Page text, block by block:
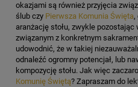
okazjami są również przyjęcia
ślub czy Pierwsza Komunia Święta,
aranżację stołu, zwykle
związanym z konkretnym
udowodnić, że w takiej
odnaleźć ogromny potencjał, lub
kompozycję stołu. Jak więc
Komunię Świętą? Zapraszam do